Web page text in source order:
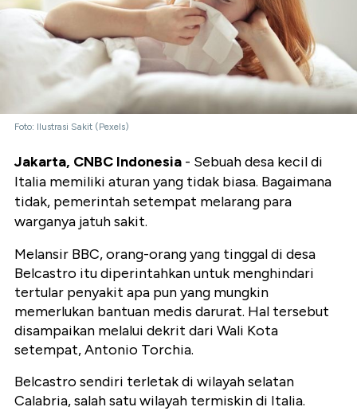
Foto: Ilustrasi Sakit (Pexels)
Jakarta, CNBC Indonesia - Sebuah desa kecil di
Italia memiliki aturan yang tidak biasa. Bagaimana
tidak, pemerintah setempat melarang para
warganya jatuh sakit.
Melansir BBC, orang-orang yang tinggal di desa
Belcastro itu diperintahkan untuk menghindari
tertular penyakit apa pun yang mungkin
memerlukan bantuan medis darurat. Hal tersebut
disampaikan melalui dekrit dari Wali Kota
setempat, Antonio Torchia.
Belcastro sendiri terletak di wilayah selatan
Calabria, salah satu wilayah termiskin di Italia.